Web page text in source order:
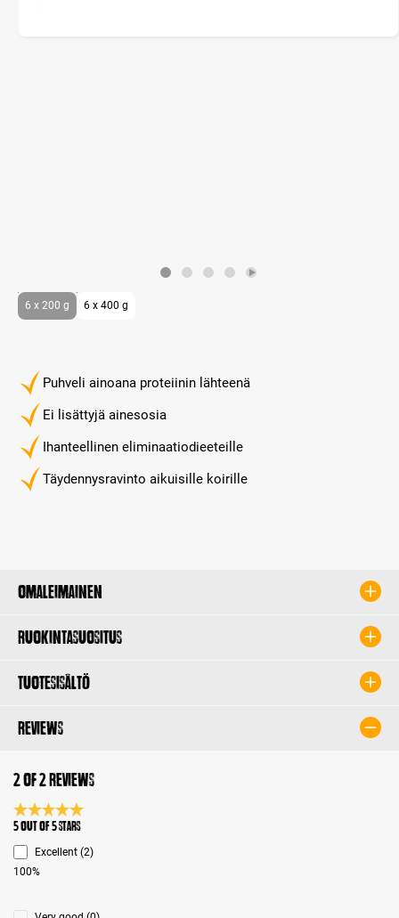
Puhveli ainoana proteiinin lähteenä
Ei lisättyjä ainesosia
Ihanteellinen eliminaatiodieeteille
Täydennysravinto aikuisille koirille
6 x 200 g 6 x 400 g
Omaleimainen
Ruokintasuositus
Tuotesisältö
Reviews
2 of 2 reviews
Average rating 5 of 5 Stars
5 out of 5 stars
Excellent (2)
100%